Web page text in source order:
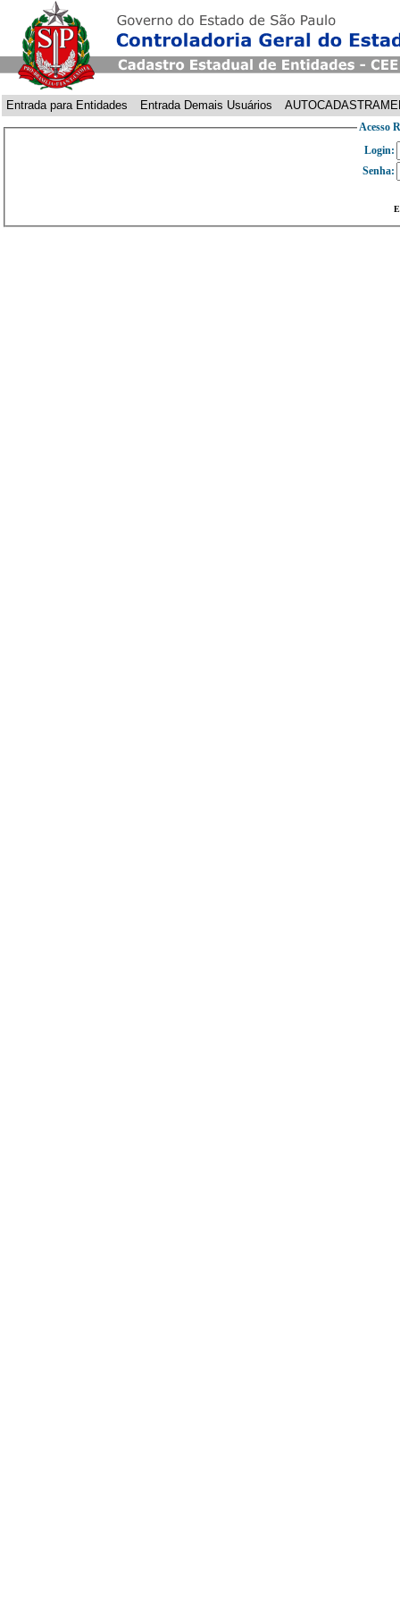
Entrada para Entidades Entrada Demais Usuários
Acesso
Login:
Senha: